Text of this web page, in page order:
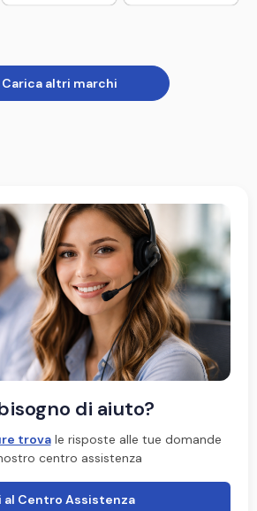
Carica altri marchi
di aiuto?
trovale risposte alle tue domande
centro assistenza
al Centro Assistenza